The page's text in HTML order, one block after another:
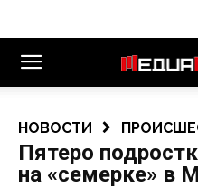
НОВОСТИ
Пятеро
на «семерке» в